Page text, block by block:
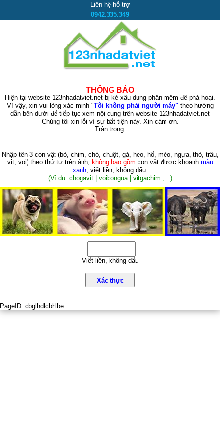
Liên hệ hỗ trợ
0942.335.349
THÔNG BÁO
Hiện tại website 123nhadatviet.net bị kẻ xấu dùng phần mềm để phá hoại.
Vì vậy, xin vui lòng xác minh "Tôi không phải người máy"theo hướng
dẫn bên dưới để tiếp tục xem nội dung trên website 123nhadatviet.net
Chúng tôi xin lỗi vì sự bất tiện này. Xin cám ơn.
Trân trọng.
Nhập tên 3 con vật (bò, chim, chó, chuột, gà, heo, hổ, mèo, ngựa, thỏ, trâu,
vịt, voi)theo thứ tự trên ảnh, không bao gồm con vật được khoanh màu
xanh, viết liền, không dấu.
(Ví dụ: chogavit | voibongua | vitgachim ,...)
Viết liền, không dấu
Xác thực
PageID: cbglhdlcbhlbe